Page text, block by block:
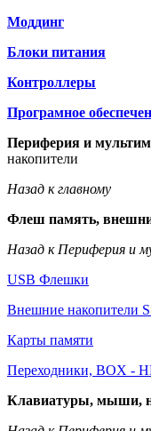
Моддинг
Блоки питания
Контроллеры
Програмное
Периферия и
накопители
Назад к главному
Флеш память,
Назад к Периферия и
USB Флешки
Внешние накопители
Карты памяти
Переходники, BOX -
Клавиатуры, мыши,